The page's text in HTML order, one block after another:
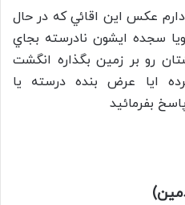
عكس اين اقائي كه در حال
سجده ايشون نادرسته بجاي
رو بر زمين بگذاره انگشت
ايا عرض بنده درسته يا
بفرمائيد